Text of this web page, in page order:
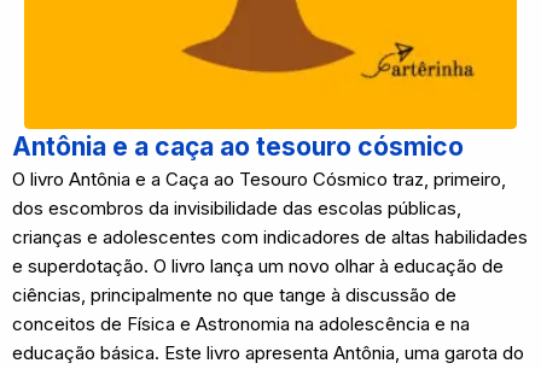
Antônia e a caça ao tesouro cósmico
O livro Antônia e a Caça ao Tesouro Cósmico traz, primeiro,
dos escombros da invisibilidade das escolas públicas,
crianças e adolescentes com indicadores de altas habilidades
e superdotação. O livro lança um novo olhar à educação de
ciências, principalmente no que tange à discussão de
conceitos de Física e Astronomia na adolescência e na
educação básica. Este livro apresenta Antônia, uma garota do